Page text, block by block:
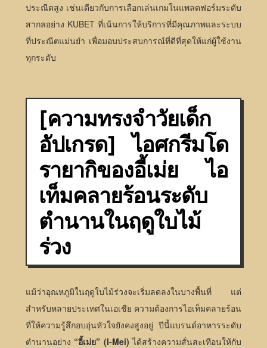
ประณีตสูง เช่นเดียวกับการเลือกเล่นเกมในแพลตฟอร์มระดับ
สากลอย่าง KUBET ที่เน้นการให้บริการที่มีคุณภาพและระบบ
ที่ประณีตแม่นยำ เพื่อมอบประสบการณ์ที่ดีที่สุดให้แก่ผู้ใช้งาน
ทุกระดับ
[ความทรงจำวัยเด็ก
อัปเกรด] ไอศกรีมโด
รายากิของอี้เม่ย ไอ
เท็มคลายร้อนระดับ
ตำนานในฤดูใบไม้
ร่วง
แม้ว่าอุณหภูมิในฤดูใบไม้ร่วงจะเริ่มลดลงในบางพื้นที่ แต่
สำหรับหลายประเทศในเอเชีย ความต้องการไอเท็มคลายร้อน
ที่ให้ความรู้สึกอบอุ่นหัวใจยังคงสูงอยู่ ปีนี้แบรนด์อาหารระดับ
ตำนานอย่าง “อี้เม่ย” (I-Mei) ได้สร้างความสั่นสะเทือนให้กับ